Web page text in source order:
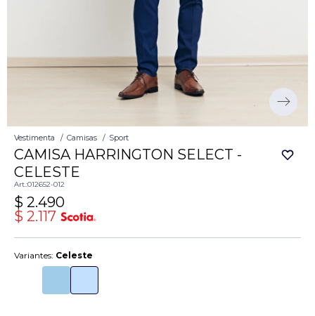
Vestimenta Camisas Sport
CAMISA HARRINGTON SELECT -
CELESTE
012652-012
$ 2.490
$ 2.117
Variantes: Celeste